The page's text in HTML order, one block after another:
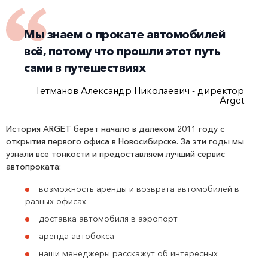
Мы знаем о прокате автомобилей
всё, потому что прошли этот путь
сами в путешествиях
Гетманов Александр Николаевич - директор
Arget
История ARGET берет начало в далеком 2011 году с
открытия первого офиса в Новосибирске. За эти годы мы
узнали все тонкости и предоставляем лучший сервис
автопроката:
возможность аренды и возврата автомобилей в
разных офисах
доставка автомобиля в аэропорт
аренда автобокса
наши менеджеры расскажут об интересных